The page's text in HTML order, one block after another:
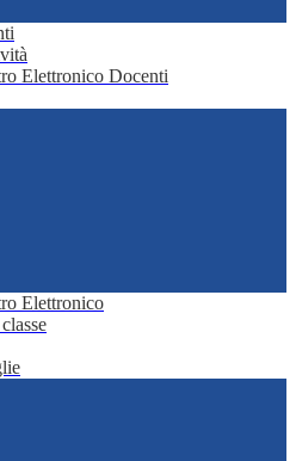
Elettronico Docenti
Elettronico